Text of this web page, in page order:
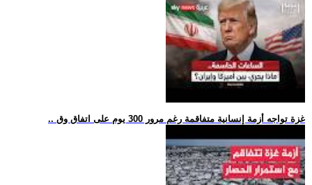
.. غزة تواجه أزمة إنسانية متفاقمة رغم مرور 300 يوم على اتفاق وق